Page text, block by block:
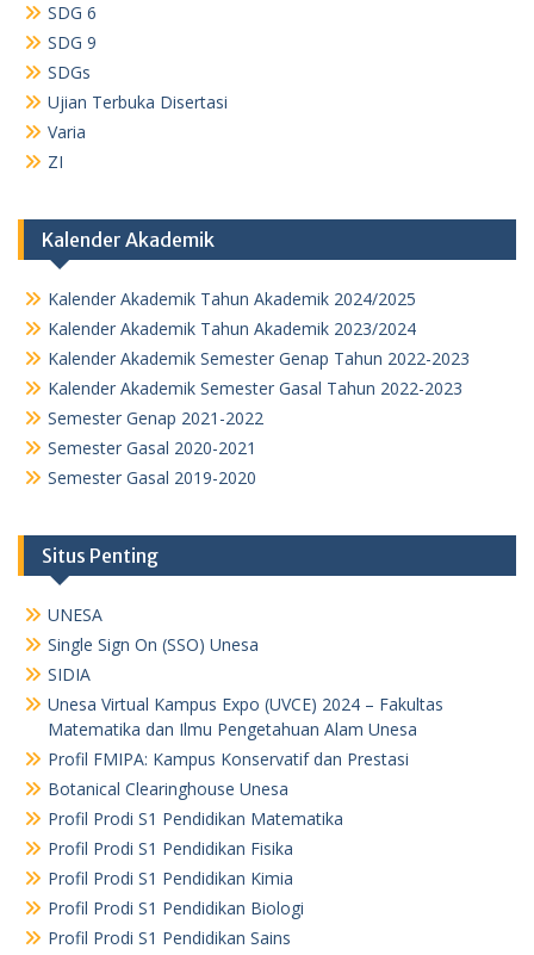
SDG 6
SDG 9
SDGs
Ujian Terbuka Disertasi
Varia
ZI
Kalender Akademik
Kalender Akademik Tahun Akademik 2024/2025
Kalender Akademik Tahun Akademik 2023/2024
Kalender Akademik Semester Genap Tahun 2022-2023
Kalender Akademik Semester Gasal Tahun 2022-2023
Semester Genap 2021-2022
Semester Gasal 2020-2021
Semester Gasal 2019-2020
Situs Penting
UNESA
Single Sign On (SSO) Unesa
SIDIA
Unesa Virtual Kampus Expo (UVCE) 2024 – Fakultas
Matematika dan Ilmu Pengetahuan Alam Unesa
Profil FMIPA: Kampus Konservatif dan Prestasi
Botanical Clearinghouse Unesa
Profil Prodi S1 Pendidikan Matematika
Profil Prodi S1 Pendidikan Fisika
Profil Prodi S1 Pendidikan Kimia
Profil Prodi S1 Pendidikan Biologi
Profil Prodi S1 Pendidikan Sains